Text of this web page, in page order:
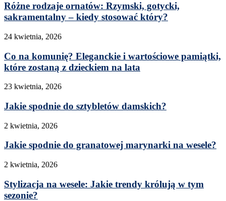
Różne rodzaje ornatów: Rzymski, gotycki,
sakramentalny – kiedy stosować który?
24 kwietnia, 2026
Co na komunię? Eleganckie i wartościowe pamiątki,
które zostaną z dzieckiem na lata
23 kwietnia, 2026
Jakie spodnie do sztybletów damskich?
2 kwietnia, 2026
Jakie spodnie do granatowej marynarki na wesele?
2 kwietnia, 2026
Stylizacja na wesele: Jakie trendy królują w tym
sezonie?